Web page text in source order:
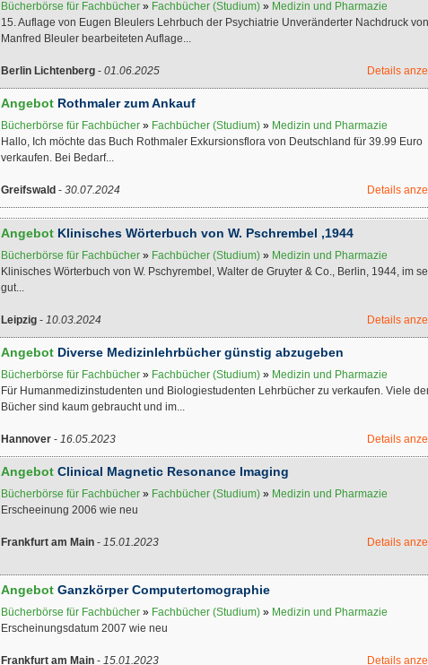
Bücherbörse für Fachbücher » Fachbücher (Studium) » Medizin und Pharmazie
15. Auflage von Eugen Bleulers Lehrbuch der Psychiatrie Unveränderter Nachdruck von
Manfred Bleuler bearbeiteten Auflage...
Berlin Lichtenberg - 01.06.2025 Details
Angebot Rothmaler zum Ankauf
Bücherbörse für Fachbücher » Fachbücher (Studium) » Medizin und Pharmazie
Hallo, Ich möchte das Buch Rothmaler Exkursionsflora von Deutschland für 39.99 Euro
verkaufen. Bei Bedarf...
Greifswald - 30.07.2024 Details
Angebot Klinisches Wörterbuch von W. Pschrembel ,1944
Bücherbörse für Fachbücher » Fachbücher (Studium) » Medizin und Pharmazie
Klinisches Wörterbuch von W. Pschyrembel, Walter de Gruyter & Co., Berlin, 1944, im
gut...
Leipzig - 10.03.2024 Details
Angebot Diverse Medizinlehrbücher günstig abzugeben
Bücherbörse für Fachbücher » Fachbücher (Studium) » Medizin und Pharmazie
Für Humanmedizinstudenten und Biologiestudenten Lehrbücher zu verkaufen. Viele
Bücher sind kaum gebraucht und im...
Hannover - 16.05.2023 Details
Angebot Clinical Magnetic Resonance Imaging
Bücherbörse für Fachbücher » Fachbücher (Studium) » Medizin und Pharmazie
Erscheeinung 2006 wie neu
Frankfurt am Main - 15.01.2023 Details
Angebot Ganzkörper Computertomographie
Bücherbörse für Fachbücher » Fachbücher (Studium) » Medizin und Pharmazie
Erscheinungsdatum 2007 wie neu
Frankfurt am Main - 15.01.2023 Details